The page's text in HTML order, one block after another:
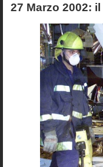
27 Marzo 2002: